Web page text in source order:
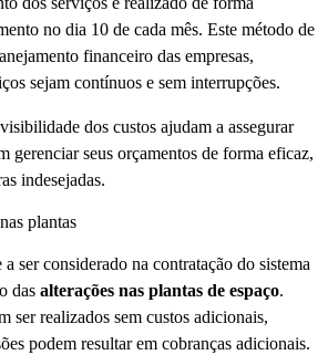
no dia 10 de cada mês. Este método de
financeiro das empresas,
sejam contínuos e sem interrupções.
dos custos ajudam a assegurar
gerenciar seus orçamentos de forma eficaz,
indesejadas.
plantas
ser considerado na contratação do sistema
das alterações nas plantas de espaço.
ser realizados sem custos adicionais,
podem resultar em cobranças adicionais.